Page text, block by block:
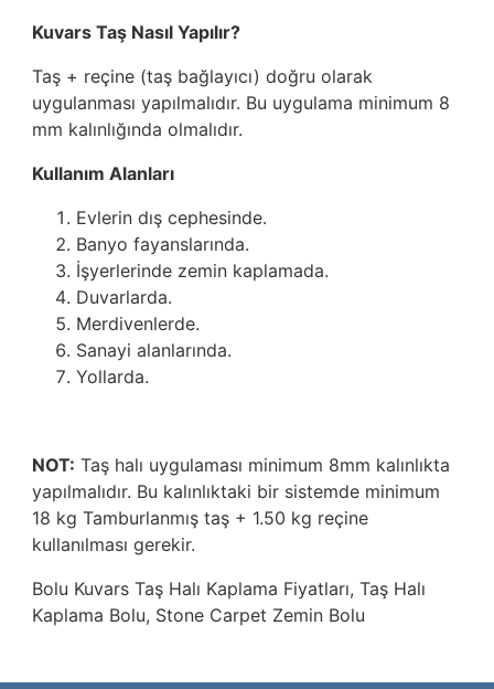
Kuvars Taş Nasıl Yapılır?
Taş + reçine (taş bağlayıcı) doğru olarak
uygulanması yapılmalıdır. Bu uygulama minimum 8
mm kalınlığında olmalıdır.
Kullanım Alanları
Evlerin dış cephesinde.
Banyo fayanslarında.
İşyerlerinde zemin kaplamada.
Duvarlarda.
Merdivenlerde.
Sanayi alanlarında.
Yollarda.
NOT: Taş halı uygulaması minimum 8mm kalınlıkta
yapılmalıdır. Bu kalınlıktaki bir sistemde minimum
18 kg Tamburlanmış taş + 1.50 kg reçine
kullanılması gerekir.
Bolu Kuvars Taş Halı Kaplama Fiyatları, Taş Halı
Kaplama Bolu, Stone Carpet Zemin Bolu